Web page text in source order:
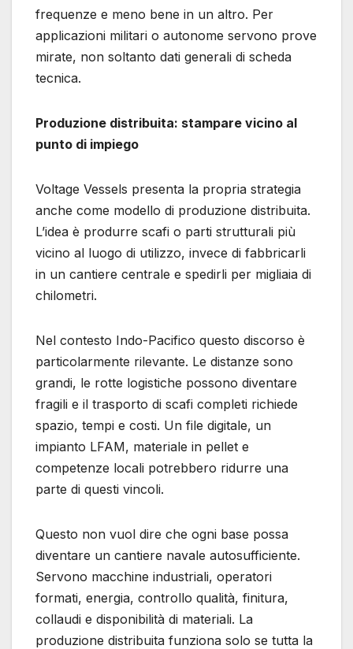
frequenze e meno bene in un altro. Per
applicazioni militari o autonome servono prove
mirate, non soltanto dati generali di scheda
tecnica.
Produzione distribuita: stampare vicino al
punto di impiego
Voltage Vessels presenta la propria strategia
anche come modello di produzione distribuita.
L’idea è produrre scafi o parti strutturali più
vicino al luogo di utilizzo, invece di fabbricarli
in un cantiere centrale e spedirli per migliaia di
chilometri.
Nel contesto Indo-Pacifico questo discorso è
particolarmente rilevante. Le distanze sono
grandi, le rotte logistiche possono diventare
fragili e il trasporto di scafi completi richiede
spazio, tempi e costi. Un file digitale, un
impianto LFAM, materiale in pellet e
competenze locali potrebbero ridurre una
parte di questi vincoli.
Questo non vuol dire che ogni base possa
diventare un cantiere navale autosufficiente.
Servono macchine industriali, operatori
formati, energia, controllo qualità, finitura,
collaudi e disponibilità di materiali. La
produzione distribuita funziona solo se tutta la